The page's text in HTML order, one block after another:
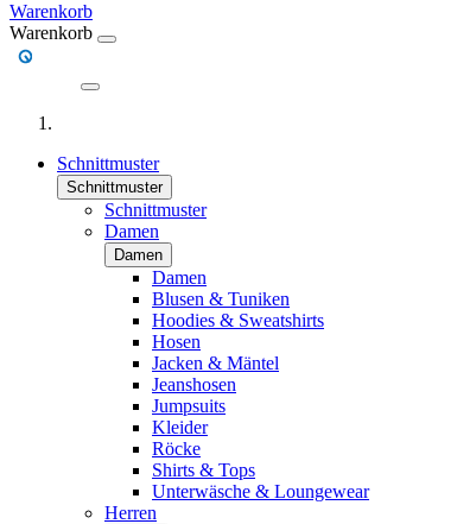
Warenkorb
Warenkorb
Schnittmuster
Schnittmuster
Schnittmuster
Damen
Damen
Damen
Blusen & Tuniken
Hoodies & Sweatshirts
Hosen
Jacken & Mäntel
Jeanshosen
Jumpsuits
Kleider
Röcke
Shirts & Tops
Unterwäsche & Loungewear
Herren